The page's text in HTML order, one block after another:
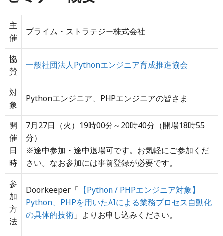
主
催
プライム・ストラテジー株式会社
協
賛
一般社団法人Pythonエンジニア育成推進協会
対
象
Pythonエンジニア、PHPエンジニアの皆さま
開
催
日
時
7月27日（火）19時00分～20時40分（開場18時55
分）
※途中参加・途中退場可です。お気軽にご参加くだ
さい。 なお参加には事前登録が必要です。
参
加
方
法
Doorkeeper「 【Python / PHPエンジニア対象】
Python、PHPを用いたAIによる業務プロセス自動化
の具体的技術 」よりお申し込みください。